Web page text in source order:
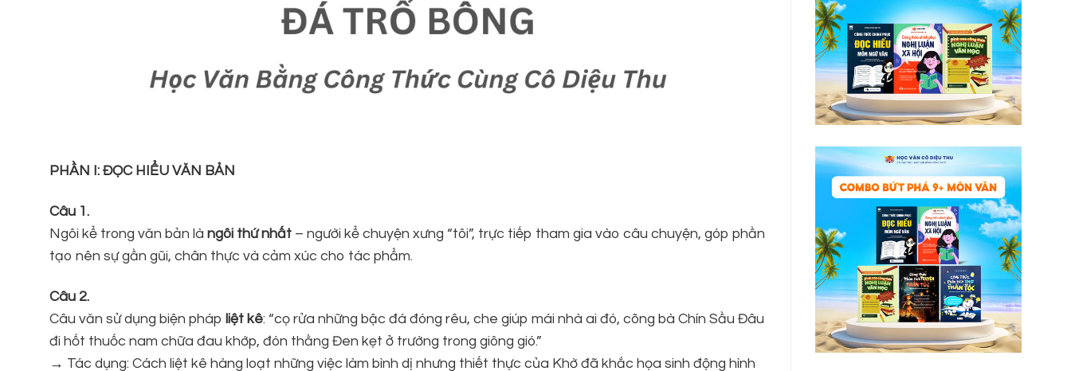
PHẦN I: ĐỌC HIỂU VĂN BẢN
Câu 1.
Ngôi kể trong văn bản là ngôi thứ nhất – người kể chuyện xưng “tôi”, trực tiếp tham gia vào câu chuyện, góp phần
tạo nên sự gần gũi, chân thực và cảm xúc cho tác phẩm.
Câu 2.
Câu văn sử dụng biện pháp liệt kê: “cọ rửa những bậc đá đóng rêu, che giúp mái nhà ai đó, cõng bà Chín Sầu Đâu
đi hốt thuốc nam chữa đau khớp, đón thằng Đen kẹt ở trường trong giông gió.”
→ Tác dụng: Cách liệt kê hàng loạt những việc làm bình dị nhưng thiết thực của Khờ đã khắc họa sinh động hình